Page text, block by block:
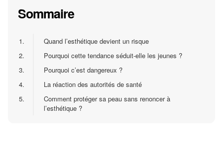
Sommaire
1.
Quand l’esthétique devient un risque
2.
Pourquoi cette tendance séduit-elle les jeunes ?
3.
Pourquoi c’est dangereux ?
4.
La réaction des autorités de santé
5.
Comment protéger sa peau sans renoncer à
l’esthétique ?